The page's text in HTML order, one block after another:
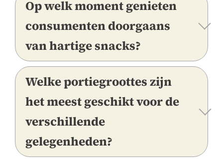
Op welk moment genieten
consumenten doorgaans
van hartige snacks?
Welke portiegroottes zijn
het meest geschikt voor de
verschillende
gelegenheden?